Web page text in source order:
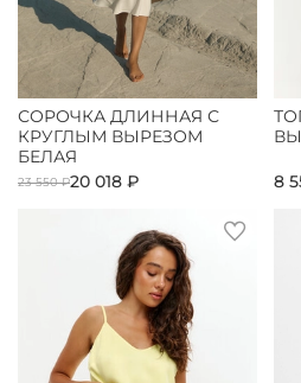
СОРОЧКА ДЛИННАЯ С
КРУГЛЫМ ВЫРЕЗОМ
БЕЛАЯ
23 550 ₽20 018 ₽ 8